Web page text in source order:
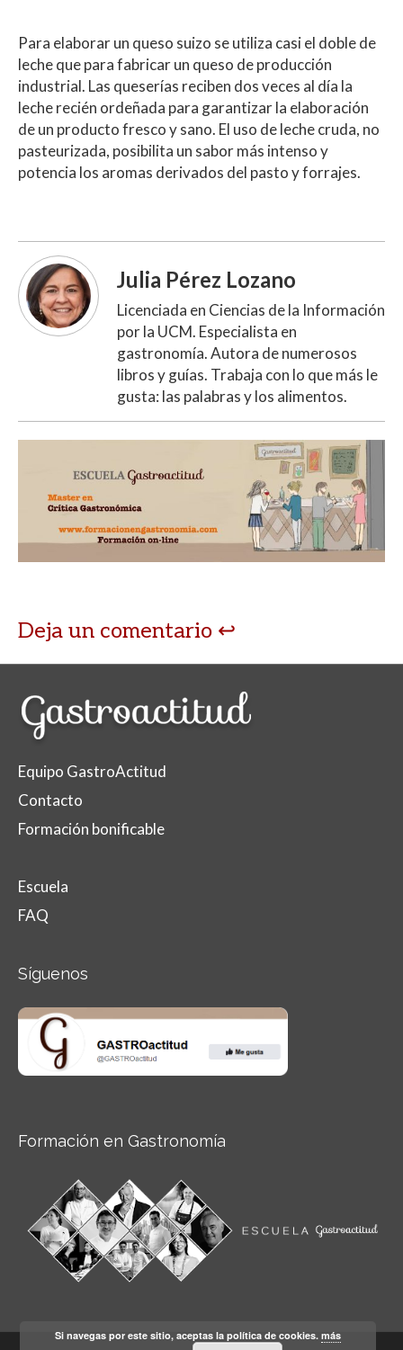
Para elaborar un queso suizo se utiliza casi el doble de
leche que para fabricar un queso de producción
industrial. Las queserías reciben dos veces al día la
leche recién ordeñada para garantizar la elaboración
de un producto fresco y sano. El uso de leche cruda, no
pasteurizada, posibilita un sabor más intenso y
potencia los aromas derivados del pasto y forrajes.
Julia Pérez Lozano
Licenciada en Ciencias de la Información
por la UCM. Especialista en
gastronomía. Autora de numerosos
libros y guías. Trabaja con lo que más le
gusta: las palabras y los alimentos.
Deja un comentario
Equipo GastroActitud
Contacto
Formación bonificable
Escuela
FAQ
Síguenos
Formación en Gastronomía
Si navegas por este sitio, aceptas la política de cookies.más